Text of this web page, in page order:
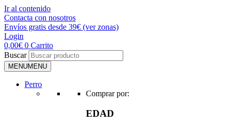
Ir al contenido
Contacta con nosotros
Envíos gratis desde 39€ (ver zonas)
Login
0,00€ 0 Carrito
Buscar
MENUMENU
Perro
Comprar por:
EDAD